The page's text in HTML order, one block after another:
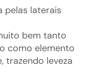
pelas laterais
bem tanto
como elemento
trazendo leveza